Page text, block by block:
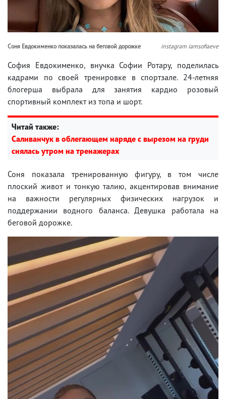
Соня Евдокименко показалась на беговой дорожке instagram iamsofiaeve
София Евдокименко, внучка Софии Ротару, поделилась
кадрами по своей тренировке в спортзале. 24-летняя
блогерша выбрала для занятия кардио розовый
спортивный комплект из топа и шорт.
Читай также:
Саливанчук в облегающем наряде с вырезом на груди
снялась утром на тренажерах
Соня показала тренированную фигуру, в том числе
плоский живот и тонкую талию, акцентировав внимание
на важности регулярных физических нагрузок и
поддержании водного баланса. Девушка работала на
беговой дорожке.